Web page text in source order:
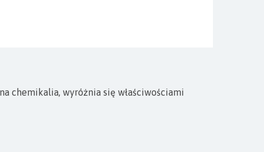
chemikalia, wyróżnia się właściwościami